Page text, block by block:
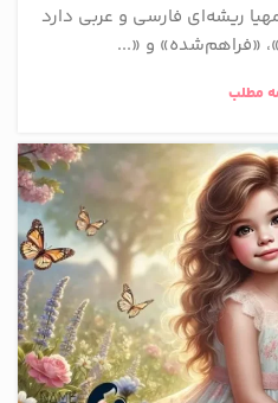
ریشه‌ای فارسی و عربی دارد
«فراهم‌شده» و «...
مطلب